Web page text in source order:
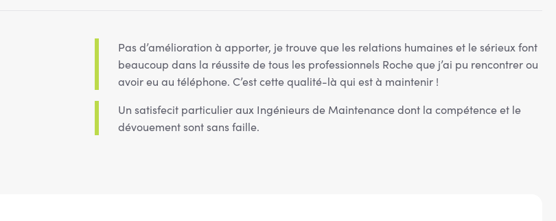
Pas d’amélioration à apporter, je trouve que les relations humaines et le sérieux font
beaucoup dans la réussite de tous les professionnels Roche que j’ai pu rencontrer ou
avoir eu au téléphone. C’est cette qualité-là qui est à maintenir !
Un satisfecit particulier aux Ingénieurs de Maintenance dont la compétence et le
dévouement sont sans faille.